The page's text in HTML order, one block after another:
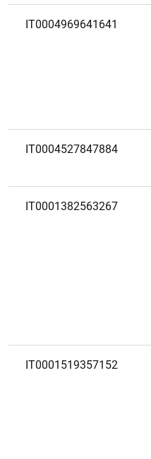
IT0004969641641
IT0004527847884
IT0001382563267
IT0001519357152